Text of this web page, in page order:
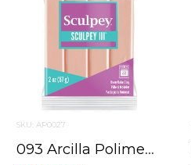
SKU: AP0027
093 Arcilla Polimerica Sculpey Iii S302 Beige 57 G